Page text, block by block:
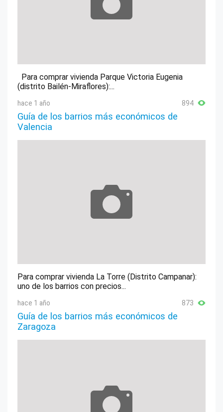
Para comprar vivienda Parque Victoria Eugenia
(distrito Bailén-Miraflores):...
hace 1 año 894
Guía de los barrios más económicos de
Valencia
Para comprar vivienda La Torre (Distrito Campanar):
uno de los barrios con precios...
hace 1 año 873
Guía de los barrios más económicos de
Zaragoza